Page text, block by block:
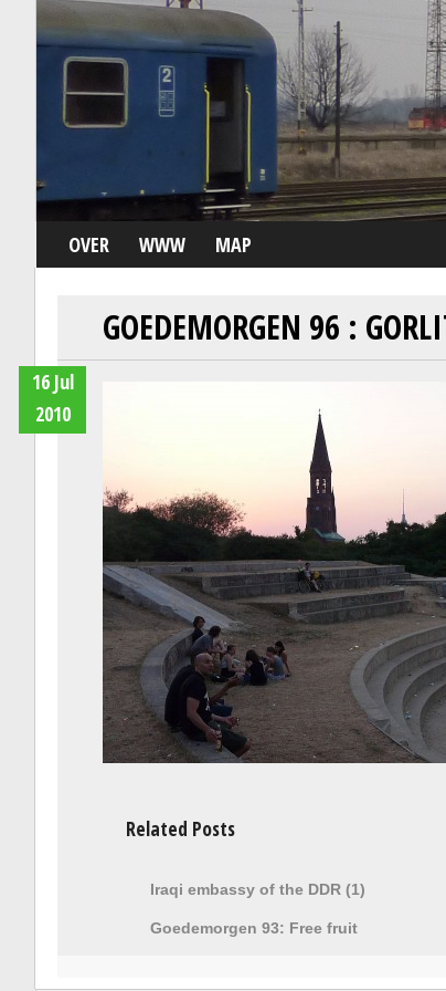
OVER WWW MAP
GOEDEMORGEN 96 :
16 Jul
2010
Related Posts
Iraqi embassy of the DDR (1)
Goedemorgen 93: Free fruit